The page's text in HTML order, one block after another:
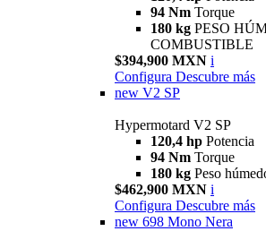
94 Nm Torque
180 kg PESO
COMBUSTIBLE
$394,900 MXN i
Configura Descubre más
new V2 SP
Hypermotard V2 SP
120,4 hp Potencia
94 Nm Torque
180 kg Peso
$462,900 MXN i
Configura Descubre más
new 698 Mono Nera